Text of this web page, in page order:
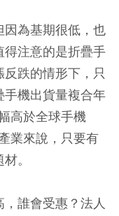
為基期很低，也
注意的是折疊手
跌的情形下，只
機出貨量複合年
高於全球手機
業來說，只要有
。
誰會受惠？法人